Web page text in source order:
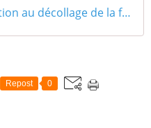
Attention au décollage de la fusée
Repost 0